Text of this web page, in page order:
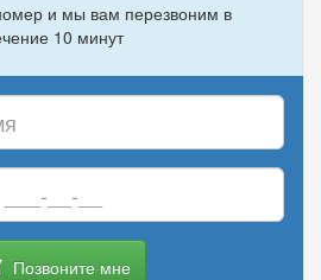
и мы вам перезвоним в
10 минут
номер
телефона
Позвоните мне